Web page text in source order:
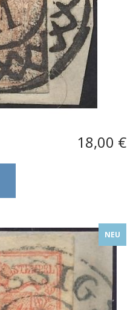
18,00 €
NEU